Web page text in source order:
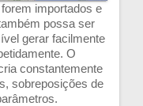
importados e
possa ser
gerar facilmente
O
constantemente
sobreposições de